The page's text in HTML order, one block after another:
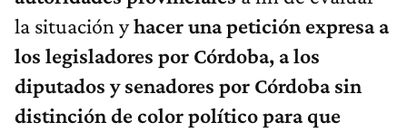
la situación yhacer una petición expresa a
los legisladores por Córdoba, a los
diputados y senadores por Córdoba sin
distinción de color políticopara que